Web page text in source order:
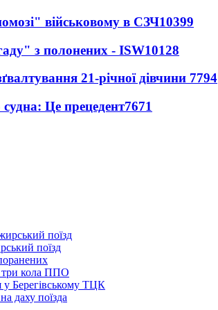
військовому в СЗЧ10399
з полонених - ISW10128
21-річної дівчини 7794
Це прецедент7671
поїзд
три кола ППО
у Берегівському ТЦК
даху поїзда